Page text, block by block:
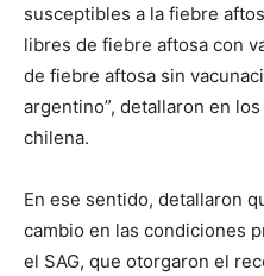
susceptibles a la fiebre
libres de fiebre aftosa con
de fiebre aftosa sin
argentino”, detallaron en
chilena.
En ese sentido, detallaron
cambio en las condiciones
el SAG, que otorgaron el